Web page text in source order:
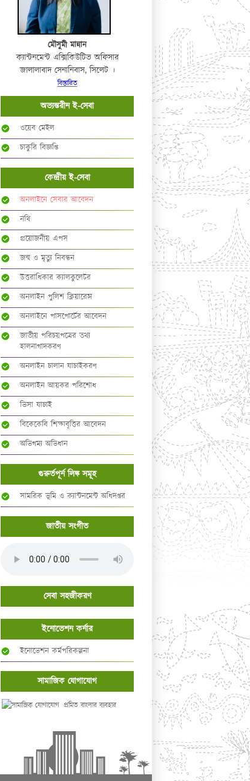
মৌসুমী মান্নান
ক্যান্টনমেন্ট এক্সিকিউটিভ অফিসার
জালালাবাদ সেনানিবাস, সিলেট ।
বিস্তারিত
অভ্যন্তরীন ই-সেবা
ওয়েব মেইল
চাকুরি বিজ্ঞপ্তি
কেন্দ্রীয় ই-সেবা
অনলাইনে সেবার আবেদন
নথি
প্রয়োজনীয় এপস
জন্ম ও মৃত্যু নিবন্ধন
উত্তরাধিকার ক্যালকুলেটর
অনলাইন পুলিশ ক্লিয়ারেন্স
অনলাইনে পাসপোর্টের আবেদন
জাতীয় পরিচয়পত্রের তথ্য
হালনাগাদকরণ
অনলাইন চালান যাচাইকরণ
অনলাইন আয়কর পরিশোধ
ভিসা যাচাই
বিকেকেবি শিক্ষাবৃত্তির আবেদন
অভিগম্য অভিধান
গুরুর্তপূর্ন লিঙ্ক সমূহ
সামরিক ভূমি ও ক্যান্টনমেন্ট অধিদপ্তর
জাতীয় সংগীত
সেবা সহজীকরণ
ইনোভেশন কর্নার
ইনোভেশন কর্মপরিকল্পনা
সামাজিক যোগাযোগ
প্রমিত বাংলার ব্যবহার